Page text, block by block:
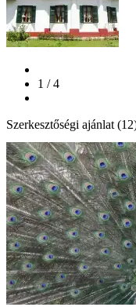
1 / 4
Szerkesztőségi ajánlat